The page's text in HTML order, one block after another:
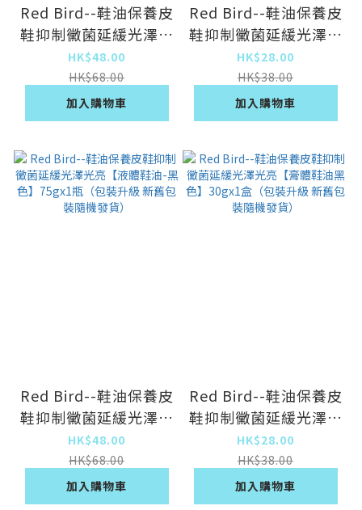
Red Bird--鞋油保養皮
鞋抑制黴菌延緩光澤光
亮【液體鞋油-自然
色】75gx1瓶（包裝升
級 新舊包裝隨機發
貨）
HK$48.00
HK$68.00
加入購物車
Red Bird--鞋油保養皮
鞋抑制黴菌延緩光澤光
亮【膏體鞋油自然色】
30gx1盒（包裝升級
新舊包裝隨機發貨）
HK$28.00
HK$38.00
加入購物車
Red Bird--鞋油保養皮
鞋抑制黴菌延緩光澤光
亮【液體鞋油-黑色】
75gx1瓶（包裝升級
新舊包裝隨機發貨）
HK$48.00
HK$68.00
加入購物車
Red Bird--鞋油保養皮
鞋抑制黴菌延緩光澤光
亮【膏體鞋油黑色】
30gx1盒（包裝升級
新舊包裝隨機發貨）
HK$28.00
HK$38.00
加入購物車